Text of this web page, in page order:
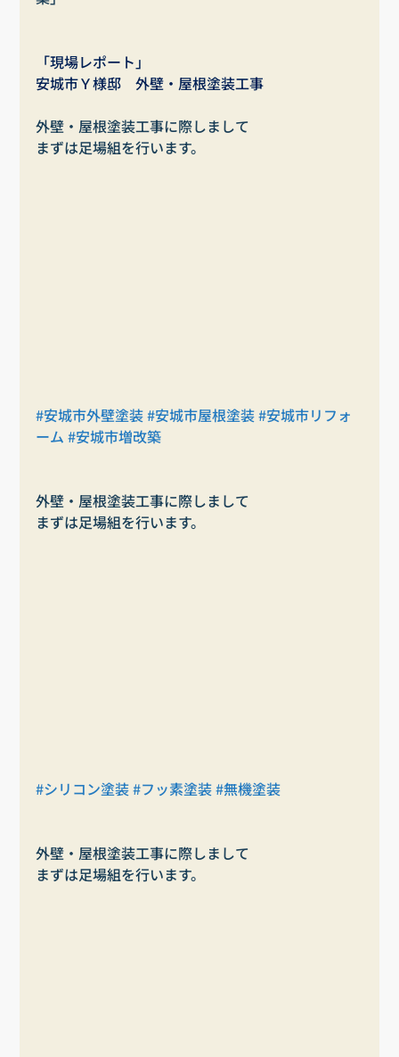
「現場レポート」
安城市Ｙ様邸　外壁・屋根塗装工事
外壁・屋根塗装工事に際しまして
まずは足場組を行います。
#安城市外壁塗装#安城市屋根塗装#安城市リフォ
ーム #安城市増改築
外壁・屋根塗装工事に際しまして
まずは足場組を行います。
#シリコン塗装#フッ素塗装#無機塗装
外壁・屋根塗装工事に際しまして
まずは足場組を行います。